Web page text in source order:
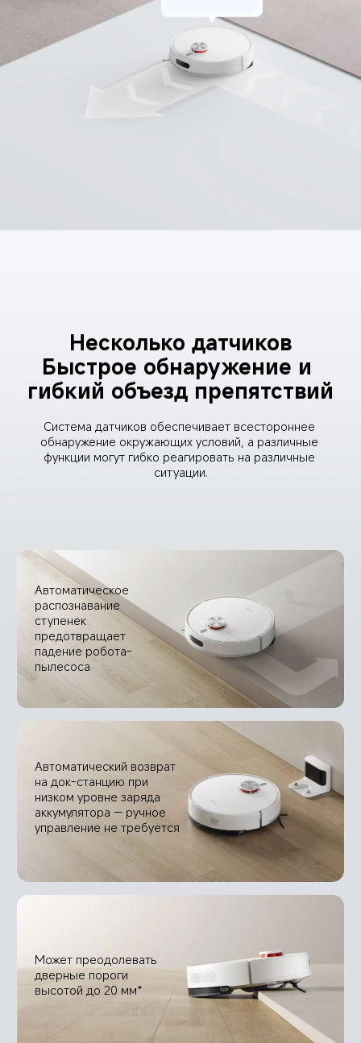
Несколько датчиков
Быстрое обнаружение и
гибкий объезд препятствий
Система датчиков обеспечивает всестороннее
обнаружение окружающих условий, а различные
функции могут гибко реагировать на различные
ситуации.
Автоматическое
распознавание
ступенек
предотвращает
падение робота-
пылесоса
Автоматический возврат
на док-станцию при
низком уровне заряда
аккумулятора — ручное
управление не требуется
Может преодолевать
дверные пороги
высотой до 20 мм*